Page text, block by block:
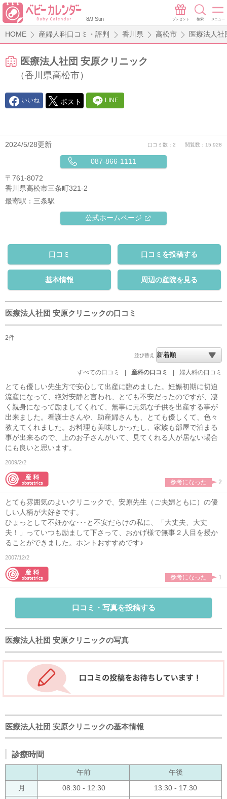
8/9 Sun プレゼント 検索 メニュー
HOME 産婦人科口コミ・評判 香川県 高松市 医療法人
医療法人社団 安原クリニック
（香川県高松市）
いいね ポスト LINE
2024/5/28更新 口コミ数：2 閲覧数：15,928
087-866-1111
〒761-8072
香川県高松市三条町321-2
最寄駅： 三条駅
公式ホームページ
口コミ 口コミを投稿する
基本情報 周辺の産院を見る
医療法人社団 安原クリニックの口コミ
2件
並び替え
すべての口コミ | 産科の口コミ | 婦人科の口コミ
とても優しい先生方で安心して出産に臨めました。妊娠初期に切迫
流産になって、絶対安静と言われ、とても不安だったのですが、凄
く親身になって励ましてくれて、無事に元気な子供を出産する事が
出来ました。看護士さんや、助産婦さんも、とても優しくて、色々
教えてくれました。お料理も美味しかったし、家族も部屋で泊まる
事が出来るので、上のお子さんがいて、見てくれる人が居ない場合
にも良いと思います。
2009/2/2
参考になった 2
とても雰囲気のよいクリニックで、安原先生（ご夫婦ともに）の優
しい人柄が大好きです。
ひょっとして不妊かな･･･と不安だらけの私に、「大丈夫、大丈
夫！」っていつも励まして下さって、おかげ様で無事２人目を授か
ることができました。ホントおすすめです♪
2007/12/2
参考になった 1
口コミ・写真を投稿する
医療法人社団 安原クリニックの写真
医療法人社団 安原クリニックの基本情報
診療時間
午前 午後
月 08:30 - 12:30 13:30 - 17:30